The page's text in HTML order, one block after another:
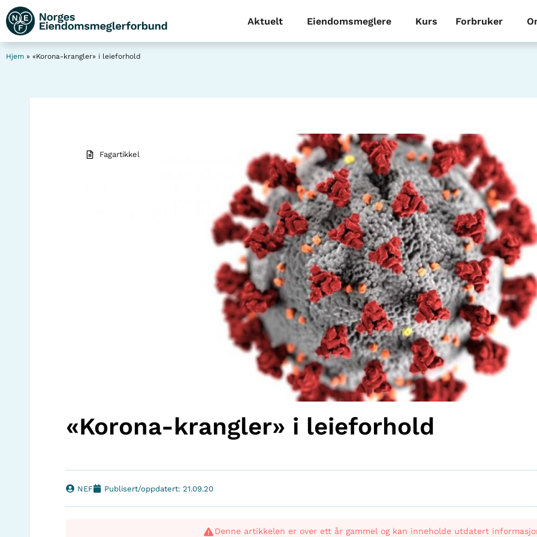
Aktuelt Eiendomsmeglere Kurs Forbruker
Hjem » «Korona-krangler» i leieforhold
Fagartikkel
«Korona-krangler» i leieforhold
NEF Publisert/oppdatert: 21.09.20
Denne artikkelen er over ett år gammel og kan inneholde utdatert